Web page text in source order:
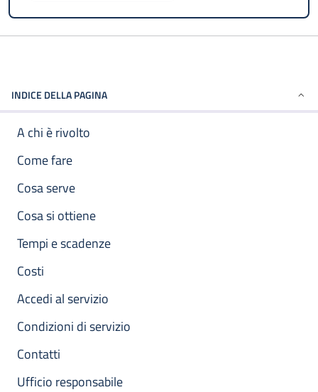
INDICE DELLA PAGINA
A chi è rivolto
Come fare
Cosa serve
Cosa si ottiene
Tempi e scadenze
Costi
Accedi al servizio
Condizioni di servizio
Contatti
Ufficio responsabile